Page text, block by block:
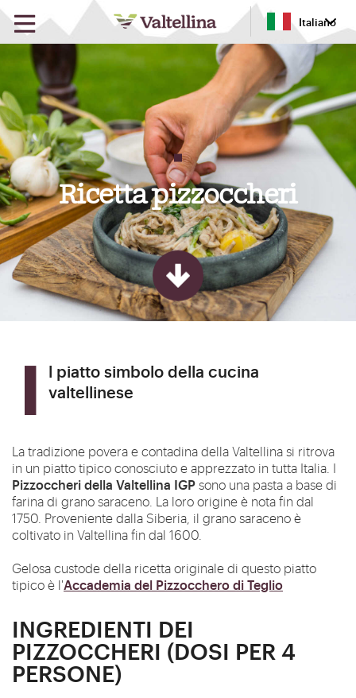
Italiano
Ricetta pizzoccheri
valtellinese
La tradizione povera e contadina della Valtellina si ritrova
in un piatto tipico conosciuto e apprezzato in tutta Italia. I
Pizzoccheri della Valtellina IGPsono una pasta a base di
farina di grano saraceno. La loro origine è nota fin dal
1750. Proveniente dalla Siberia, il grano saraceno è
coltivato in Valtellina fin dal 1600.
Gelosa custode della ricetta originale di questo piatto
tipico è l'Accademia del Pizzocchero di Teglio
INGREDIENTI DEI
PIZZOCCHERI (DOSI PER 4
PERSONE)